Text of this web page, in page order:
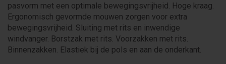
pasvorm met een optimale bewegingsvrijheid. Hoge kraag.
Ergonomisch gevormde mouwen zorgen voor extra
bewegingsvrijheid. Sluiting met rits en inwendige
windvanger. Borstzak met rits. Voorzakken met rits.
Binnenzakken. Elastiek bij de pols en aan de onderkant.